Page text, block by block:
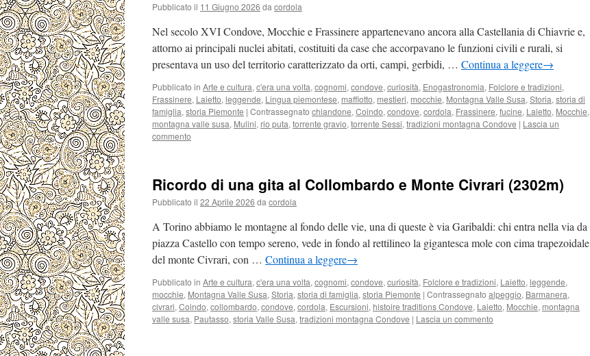
Pubblicato il 11 Giugno 2026 da cordola
Nel secolo XVI Condove, Mocchie e Frassinere appartenevano ancora alla Castellania di Chiavrie e,
attorno ai principali nuclei abitati, costituiti da case che accorpavano le funzioni civili e rurali, si
presentava un uso del territorio caratterizzato da orti, campi, gerbidi, … Continua a leggere→
Pubblicato in Arte e cultura, c'era una volta, cognomi, condove, curiosità, Enogastronomia, Folclore e tradizioni,
Frassinere, Laietto, leggende, Lingua piemontese, maffiotto, mestieri, mocchie, Montagna Valle Susa, Storia, storia di
famiglia, storia Piemonte | Contrassegnato chiandone, Coindo, condove, cordola, Frassinere, fucine, Laietto, Mocchie,
montagna valle susa, Mulini, rio puta, torrente gravio, torrente Sessi, tradizioni montagna Condove | Lascia un
commento
Ricordo di una gita al Collombardo e Monte Civrari (2302m)
Pubblicato il 22 Aprile 2026 da cordola
A Torino abbiamo le montagne al fondo delle vie, una di queste è via Garibaldi: chi entra nella via da
piazza Castello con tempo sereno, vede in fondo al rettilineo la gigantesca mole con cima trapezoidale
del monte Civrari, con … Continua a leggere→
Pubblicato in Arte e cultura, c'era una volta, cognomi, condove, curiosità, Folclore e tradizioni, Laietto, leggende,
mocchie, Montagna Valle Susa, Storia, storia di famiglia, storia Piemonte | Contrassegnato alpeggio, Barmanera,
civrari, Coindo, collombardo, condove, cordola, Escursioni, histoire traditions Condove, Laietto, Mocchie, montagna
valle susa, Pautasso, storia Valle Susa, tradizioni montagna Condove | Lascia un commento